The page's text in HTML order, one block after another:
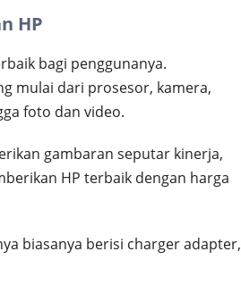
HP
bagi penggunanya.
mulai dari prosesor, kamera,
foto dan video.
gambaran seputar kinerja,
HP terbaik dengan harga
biasanya berisi charger adapter,